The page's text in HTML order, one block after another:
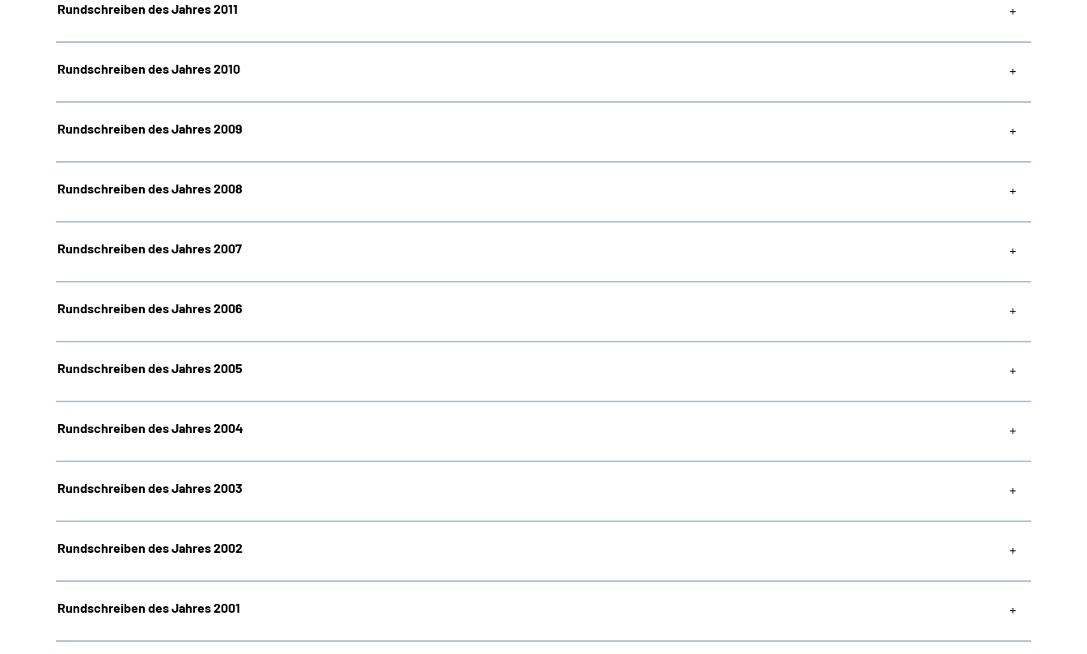
Rundschreiben des Jahres 2011
Rundschreiben des Jahres 2010
Rundschreiben des Jahres 2009
Rundschreiben des Jahres 2008
Rundschreiben des Jahres 2007
Rundschreiben des Jahres 2006
Rundschreiben des Jahres 2005
Rundschreiben des Jahres 2004
Rundschreiben des Jahres 2003
Rundschreiben des Jahres 2002
Rundschreiben des Jahres 2001